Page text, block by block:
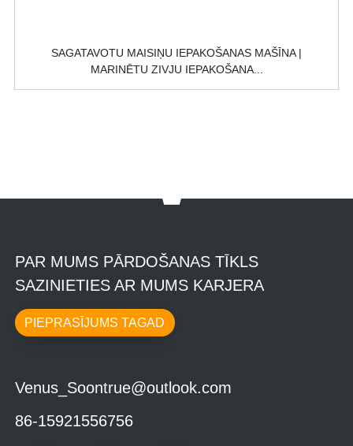
SAGATAVOTU MAISIŅU IEPAKOŠANAS MAŠĪNA |
MARINĒTU ZIVJU IEPAKOŠANA...
PAR MUMS PĀRDOŠANAS TĪKLS
SAZINIETIES AR MUMS KARJERA
PIEPRASĪJUMS TAGAD
Venus_Soontrue@outlook.com
86-15921556756